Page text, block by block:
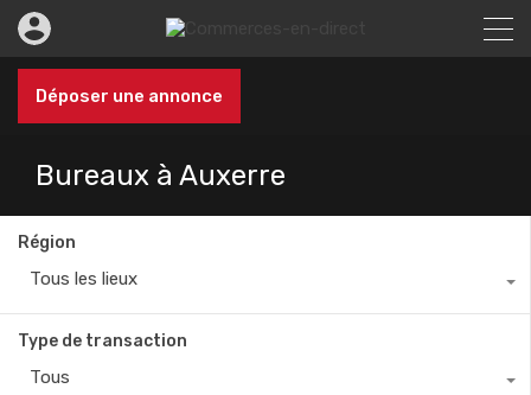
Déposer une annonce
Bureaux à Auxerre
Région
Tous les lieux
Type de transaction
Tous